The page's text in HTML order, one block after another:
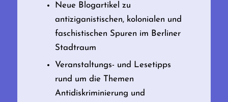
Neue Blogartikel zu
antiziganistischen, kolonialen und
faschistischen Spuren im Berliner
Stadtraum
Veranstaltungs- und Lesetipps
rund um die Themen
Antidiskriminierung und